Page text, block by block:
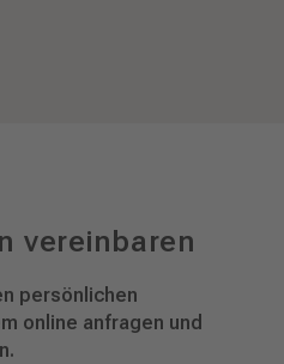
vereinbaren
persönlichen
online anfragen und